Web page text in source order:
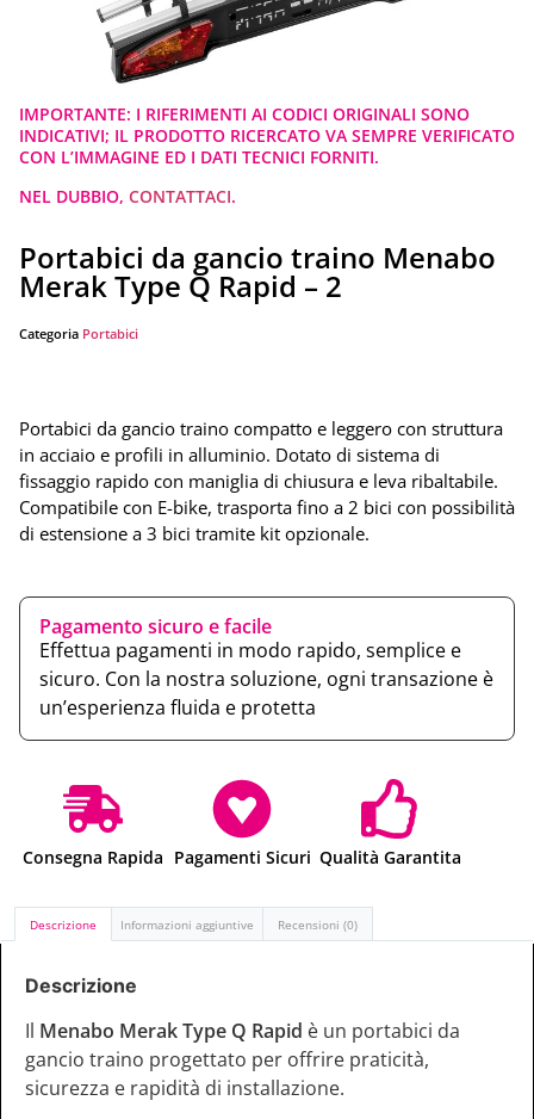
IMPORTANTE: I RIFERIMENTI AI CODICI ORIGINALI SONO
INDICATIVI; IL PRODOTTO RICERCATO VA SEMPRE VERIFICATO
CON L’IMMAGINE ED I DATI TECNICI FORNITI.
NEL DUBBIO, CONTATTACI.
Portabici da gancio traino Menabo
Merak Type Q Rapid – 2
Categoria Portabici
Portabici da gancio traino compatto e leggero con struttura
in acciaio e profili in alluminio. Dotato di sistema di
fissaggio rapido con maniglia di chiusura e leva ribaltabile.
Compatibile con E-bike, trasporta fino a 2 bici con possibilità
di estensione a 3 bici tramite kit opzionale.
Pagamento sicuro e facile
Effettua pagamenti in modo rapido, semplice e
sicuro. Con la nostra soluzione, ogni transazione è
un’esperienza fluida e protetta
Consegna Rapida Pagamenti Sicuri Qualità Garantita
Descrizione Informazioni aggiuntive Recensioni (0)
Descrizione
Il Menabo Merak Type Q Rapid è un portabici da
gancio traino progettato per offrire praticità,
sicurezza e rapidità di installazione.